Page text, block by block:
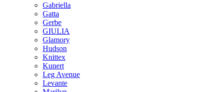
Gabriella
Gatta
Gerbe
GIULIA
Glamory
Hudson
Knittex
Kunert
Leg Avenue
Levante